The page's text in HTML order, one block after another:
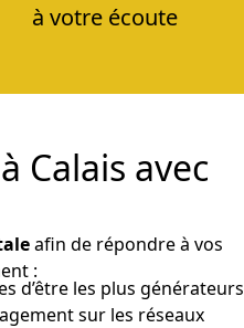
à votre écoute
Calais avec
afin de répondre à vos
:
d’être les plus générateurs
sur les réseaux